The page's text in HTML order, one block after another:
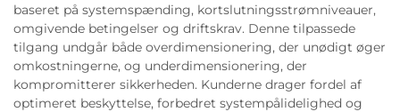
baseret på systemspænding, kortslutningsstrømniveauer,
omgivende betingelser og driftskrav. Denne tilpassede
tilgang undgår både overdimensionering, der unødigt øger
omkostningerne, og underdimensionering, der
kompromitterer sikkerheden. Kunderne drager fordel af
optimeret beskyttelse, forbedret systempålidelighed og